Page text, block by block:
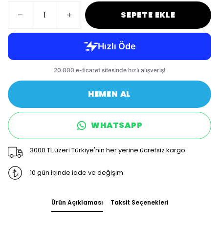
SEPETE EKLE
HEMEN AL
WHATSAPP
3000 TL üzeri Türkiye'nin her yerine ücretsiz kargo
10 gün içinde iade ve değişim
Ürün Açıklaması Taksit Seçenekleri